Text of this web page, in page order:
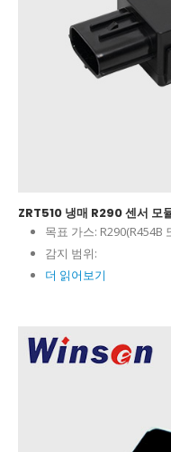
ZRT510 냉매 R290 센서 모
목표 가스: R290(R454B
감지 범위:
더 읽어보기